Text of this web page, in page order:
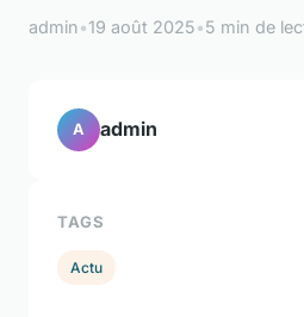
admin•19 août 2025•5 min de
A admin
TAGS
Actu